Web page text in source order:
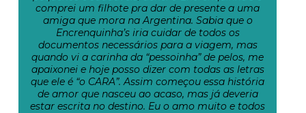
comprei um filhote pra dar de presente a uma
amiga que mora na Argentina. Sabia que o
Encrenquinha’s iria cuidar de todos os
documentos necessários para a viagem, mas
quando vi a carinha da “pessoinha” de pelos, me
apaixonei e hoje posso dizer com todas as letras
que ele é “o CARA”. Assim começou essa história
de amor que nasceu ao acaso, mas já deveria
estar escrita no destino. Eu o amo muito e todos